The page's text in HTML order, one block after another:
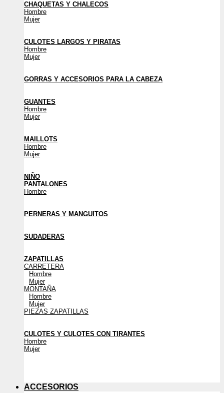
CHAQUETAS Y CHALECOS
Hombre
Mujer
CULOTES LARGOS Y PIRATAS
Hombre
Mujer
GORRAS Y ACCESORIOS PARA LA CABEZA
GUANTES
Hombre
Mujer
MAILLOTS
Hombre
Mujer
NIÑO
PANTALONES
Hombre
PERNERAS Y MANGUITOS
SUDADERAS
ZAPATILLAS
CARRETERA
Hombre
Mujer
MONTAÑA
Hombre
Mujer
PIEZAS ZAPATILLAS
CULOTES Y CULOTES CON TIRANTES
Hombre
Mujer
ACCESORIOS